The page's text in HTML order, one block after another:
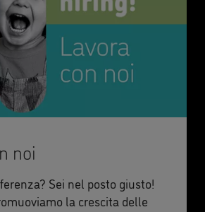
noi
Sei nel posto giusto!
la crescita delle